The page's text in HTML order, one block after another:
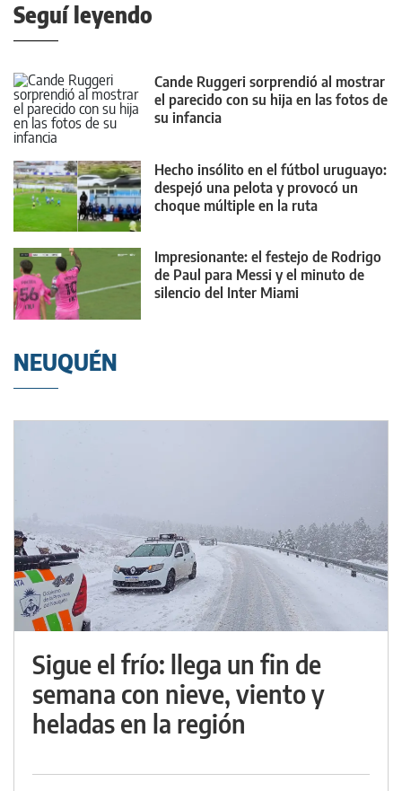
Seguí leyendo
Cande Ruggeri sorprendió al mostrar
el parecido con su hija en las fotos de
su infancia
Hecho insólito en el fútbol uruguayo:
despejó una pelota y provocó un
choque múltiple en la ruta
Impresionante: el festejo de Rodrigo
de Paul para Messi y el minuto de
silencio del Inter Miami
NEUQUÉN
Sigue el frío: llega un fin de
semana con nieve, viento y
heladas en la región